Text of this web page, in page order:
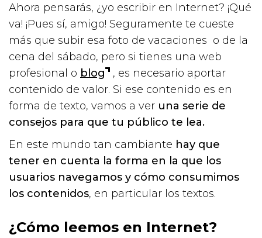
Ahora pensarás, ¿yo escribir en Internet? ¡Qué
va! ¡Pues sí, amigo! Seguramente te cueste
más que subir esa foto de vacaciones o de la
cena del sábado, pero si tienes una web
profesional o blog
, es necesario aportar
contenido de valor. Si ese contenido es en
forma de texto, vamos a ver una serie de
consejos para que tu público te lea.
En este mundo tan cambiante hay que
tener en cuenta la forma en la que los
usuarios navegamos y cómo consumimos
los contenidos, en particular los textos.
¿Cómo leemos en Internet?